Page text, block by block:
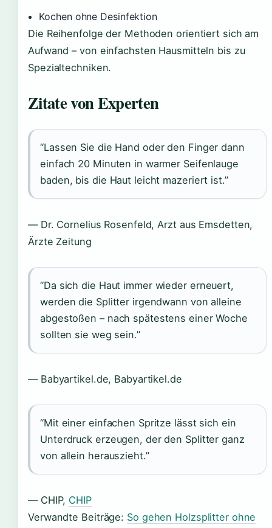
Kochen ohne Desinfektion
Die Reihenfolge der Methoden orientiert sich am
Aufwand – von einfachsten Hausmitteln bis zu
Spezialtechniken.
Zitate von Experten
“Lassen Sie die Hand oder den Finger dann
einfach 20 Minuten in warmer Seifenlauge
baden, bis die Haut leicht mazeriert ist.”
— Dr. Cornelius Rosenfeld, Arzt aus Emsdetten,
Ärzte Zeitung
“Da sich die Haut immer wieder erneuert,
werden die Splitter irgendwann von alleine
abgestoßen – nach spätestens einer Woche
sollten sie weg sein.”
— Babyartikel.de, Babyartikel.de
“Mit einer einfachen Spritze lässt sich ein
Unterdruck erzeugen, der den Splitter ganz
von allein herauszieht.”
— CHIP, CHIP
Verwandte Beiträge: So gehen Holzsplitter ohne